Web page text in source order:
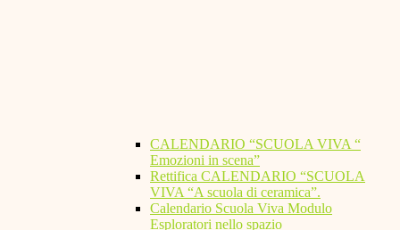
CALENDARIO “SCUOLA VIVA “
Emozioni in scena”
Rettifica CALENDARIO “SCUOLA
VIVA “A scuola di ceramica”.
Calendario Scuola Viva Modulo
Esploratori nello spazio